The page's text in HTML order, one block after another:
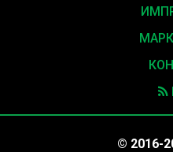
© 2016-